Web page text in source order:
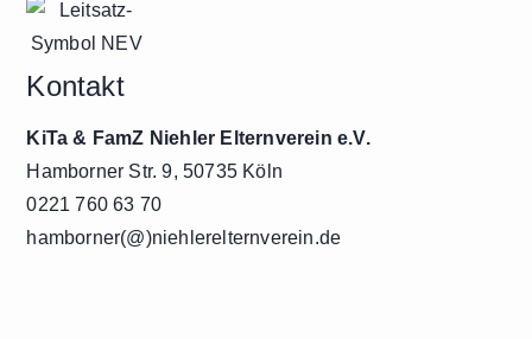
Kontakt
KiTa & FamZ Niehler Elternverein e.V.
Hamborner Str. 9, 50735 Köln
0221 760 63 70
hamborner(@)niehlerelternverein.de